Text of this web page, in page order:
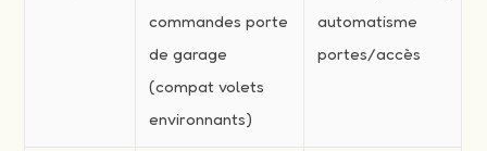
commandes porte
de garage
(compat volets
environnants)
automatisme
portes/accès